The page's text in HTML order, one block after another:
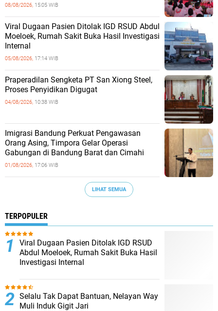
08/08/2026, 15:05 WIB
Viral Dugaan Pasien Ditolak IGD RSUD Abdul
Moeloek, Rumah Sakit Buka Hasil Investigasi
Internal
05/08/2026, 17:14 WIB
Praperadilan Sengketa PT San Xiong Steel,
Proses Penyidikan Digugat
04/08/2026, 10:38 WIB
Imigrasi Bandung Perkuat Pengawasan
Orang Asing, Timpora Gelar Operasi
Gabungan di Bandung Barat dan Cimahi
01/08/2026, 17:06 WIB
LIHAT SEMUA
TERPOPULER
Viral Dugaan Pasien Ditolak IGD RSUD
Abdul Moeloek, Rumah Sakit Buka Hasil
Investigasi Internal
Selalu Tak Dapat Bantuan, Nelayan Way
Muli Induk Gigit Jari